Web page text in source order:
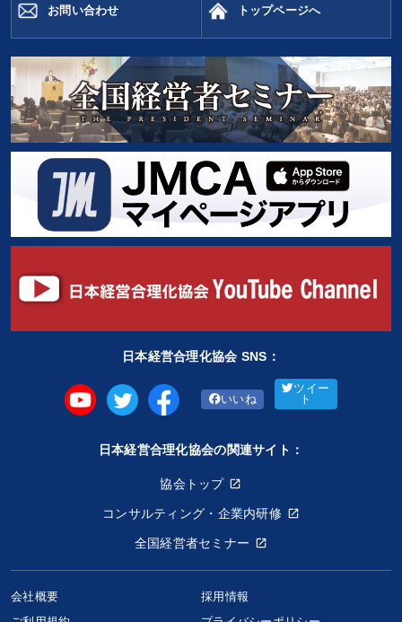
お問い合わせ トップページへ
日本経営合理化協会 SNS：
いいね
ツイー
ト
日本経営合理化協会の関連サイト：
協会トップ
コンサルティング・企業内研修
全国経営者セミナー
会社概要
採用情報